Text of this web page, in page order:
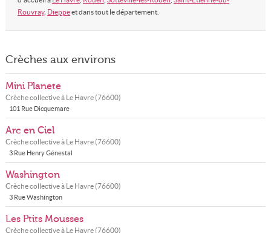
Rouvray, Dieppeet dans tout le département.
Crèches aux environs
Mini Planete
Crèche collective à Le Havre(76600)
101 Rue Dicquemare
Arc en Ciel
Crèche collective à Le Havre(76600)
3 Rue Henry Génestal
Washington
Crèche collective à Le Havre(76600)
3 Rue Washington
Les Ptits Mousses
Crèche collective à Le Havre(76600)